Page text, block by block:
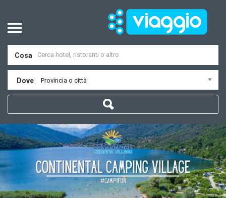
Cosa
Dove Provincia o città